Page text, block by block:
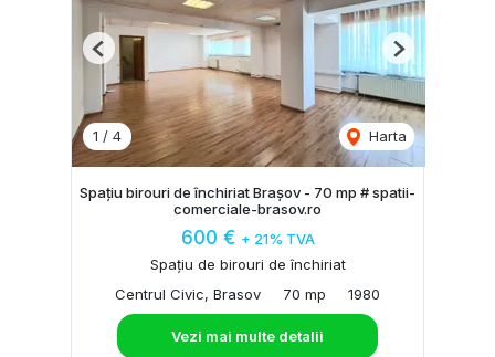
1 / 4 Harta
Previous Next
Spațiu birouri de închiriat Brașov - 70 mp # spatii-
comerciale-brasov.ro
600 € + 21% TVA
Spațiu de birouri de închiriat
Centrul Civic, Brasov
70 mp 1980
Vezi mai multe detalii